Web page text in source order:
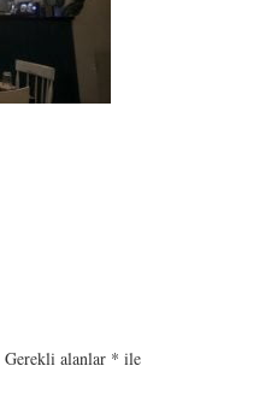
Gerekli alanlar * ile